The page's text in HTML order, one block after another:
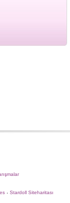
• Stardoll Siteharitası